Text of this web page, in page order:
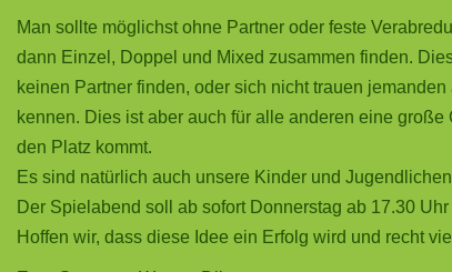
Man sollte möglichst ohne Partner oder feste
dann Einzel, Doppel und Mixed zusammen finden.
keinen Partner finden, oder sich nicht trauen
kennen. Dies ist aber auch für alle anderen eine
den Platz kommt.
Es sind natürlich auch unsere Kinder und
Der Spielabend soll ab sofort Donnerstag ab 17.30 Uhr
Hoffen wir, dass diese Idee ein Erfolg wird und recht